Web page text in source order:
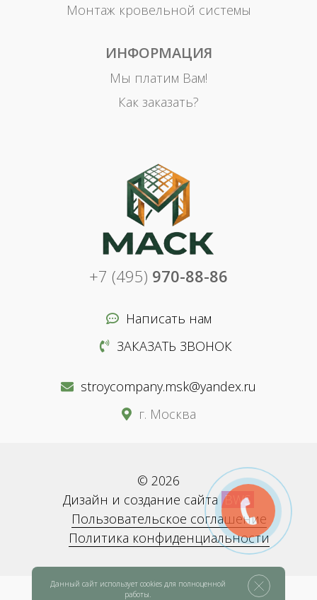
Монтаж кровельной системы
ИНФОРМАЦИЯ
Мы платим Вам!
Как заказать?
+7 (495) 970-88-86
Написать нам
ЗАКАЗАТЬ ЗВОНОК
stroycompany.msk@yandex.ru
г. Москва
© 2026
Дизайн и создание сайта BWS
Пользовательское соглашение
Политика конфиденциальности
Данный сайт использует cookies для полноценной
работы.